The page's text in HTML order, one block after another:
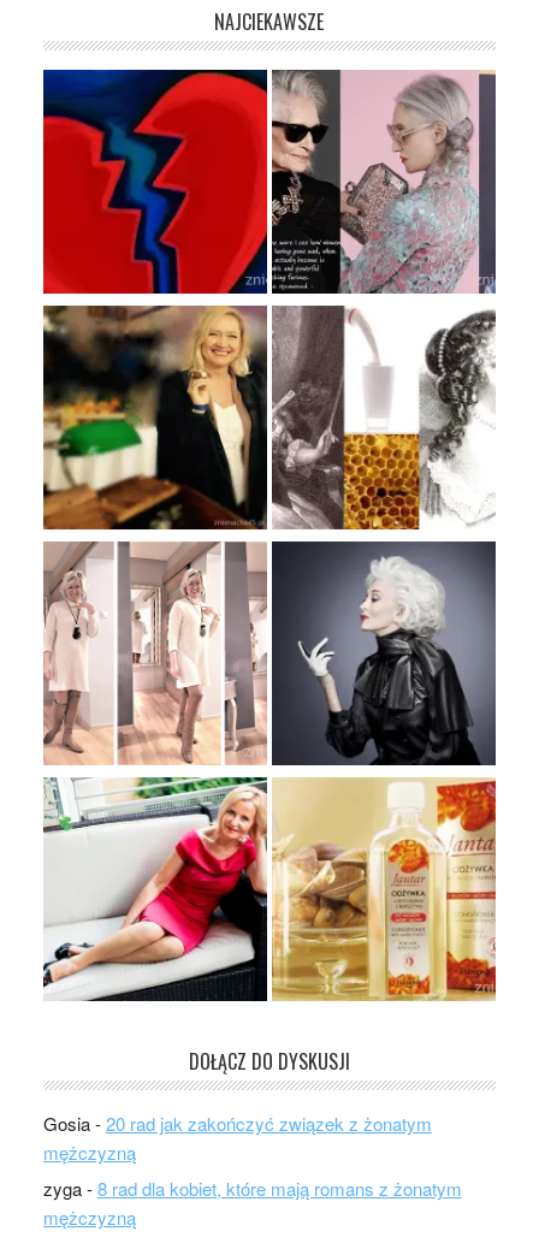
NAJCIEKAWSZE
DOŁĄCZ DO DYSKUSJI
Gosia-20 rad jak zakończyć związek z żonatym
mężczyzną
zyga-8 rad dla kobiet, które mają romans z żonatym
mężczyzną